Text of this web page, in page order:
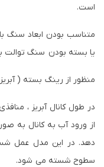
است.
متناسب بودن ابعاد سنگ با
یا بسته بودن سنگ توالت
منظور از رینگ بسته (
در طول کانال آبریز ،
از ورود آب به کانال به
دهد. در این مدل عمل
سطوح شسته می شود.